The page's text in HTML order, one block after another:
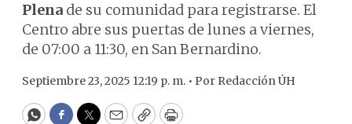
Plena de su comunidad para registrarse. El
Centro abre sus puertas de lunes a viernes,
de 07:00 a 11:30, en San Bernardino.
Septiembre 23, 2025 12:19 p. m. • Por Redacción ÚH